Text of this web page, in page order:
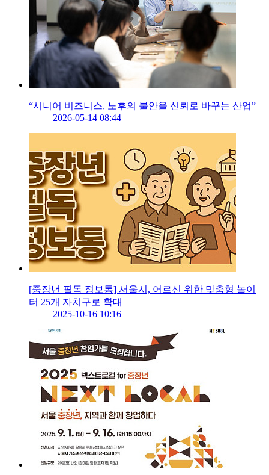
“시니어 비즈니스, 노후의 불안을 신뢰로 바꾸는 산업”
2026-05-14 08:44
[중장년 필독 정보통] 서울시, 어르신 위한 맞춤형 놀이
터 25개 자치구로 확대
2025-10-16 10:16